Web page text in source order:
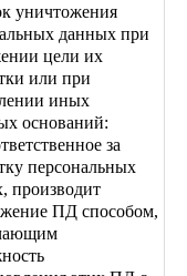
уничтожения
данных при
цели их
или при
иных
оснований:
за
персональных
производит
ПД способом,